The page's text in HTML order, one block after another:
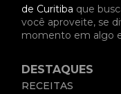
de Curitiba que
você aproveite, se
momento em algo
DESTAQUES
RECEITAS